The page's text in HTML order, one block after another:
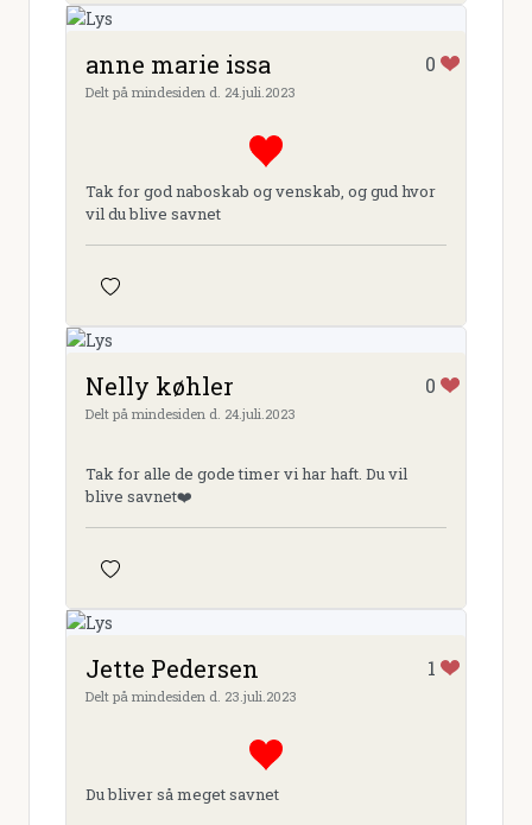
anne marie issa 0
Delt på mindesiden d. 24.juli.2023
Tak for god naboskab og venskab, og gud hvor
vil du blive savnet
Nelly køhler 0
Delt på mindesiden d. 24.juli.2023
Tak for alle de gode timer vi har haft. Du vil
blive savnet❤️
Jette Pedersen 1
Delt på mindesiden d. 23.juli.2023
Du bliver så meget savnet